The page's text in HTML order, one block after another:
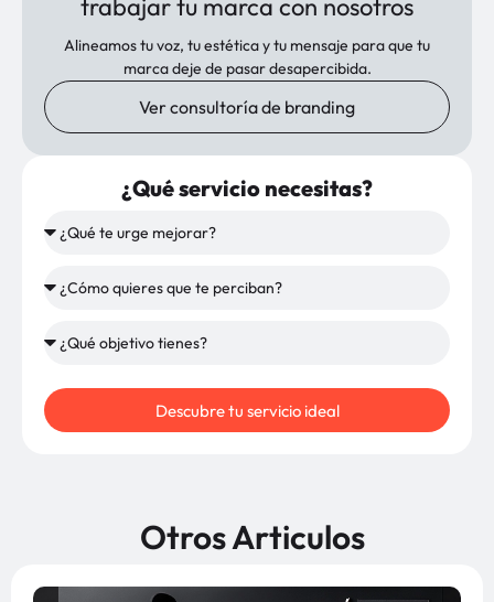
trabajar tu marca con nosotros
Alineamos tu voz, tu estética y tu mensaje para que tu
marca deje de pasar desapercibida.
Ver consultoría de branding
¿Qué servicio necesitas?
Descubre tu servicio ideal
Otros Articulos